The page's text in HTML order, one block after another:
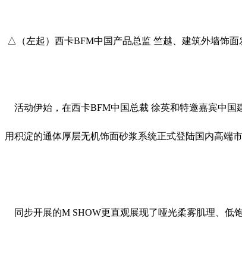
△（左起）西卡BFM中国产品总监 竺越、建筑外墙饰
活动伊始，在西卡BFM中国总裁 徐英和特邀嘉宾中国
用积淀的通体厚层无机饰面砂浆系统正式登陆国内高端市
同步开展的M SHOW更直观展现了哑光柔雾肌理、低